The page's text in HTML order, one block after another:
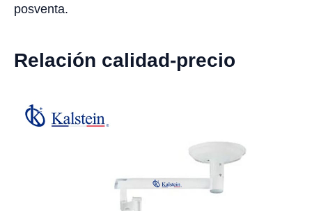
posventa.
Relación calidad-precio